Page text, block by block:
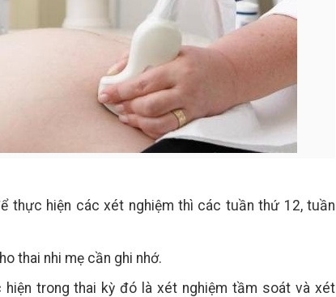
thực hiện các xét nghiệm thì các tuần thứ 12, tuần
thai nhi mẹ cần ghi nhớ.
trong thai kỳ đó là xét nghiệm tầm soát và xét